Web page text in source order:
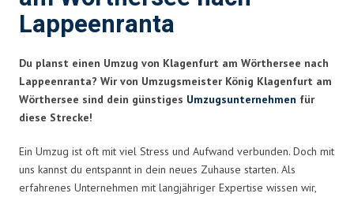
Lappeenranta
Du planst einen Umzug von Klagenfurt am Wörthersee nach
Lappeenranta? Wir von Umzugsmeister König Klagenfurt am
Wörthersee sind dein günstiges Umzugsunternehmen für
diese Strecke!
Ein Umzug ist oft mit viel Stress und Aufwand verbunden. Doch mit
uns kannst du entspannt in dein neues Zuhause starten. Als
erfahrenes Unternehmen mit langjähriger Expertise wissen wir,